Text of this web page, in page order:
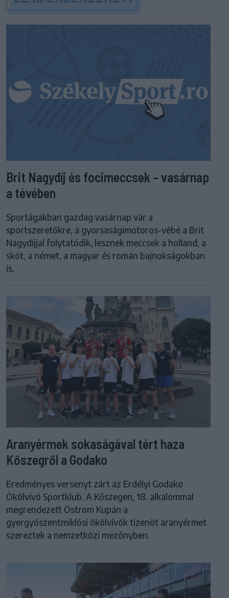
Brit Nagydíj és focimeccsek – vasárnap
a tévében
Sportágakban gazdag vasárnap vár a
sportszeretőkre, a gyorsaságimotoros-vébé a Brit
Nagydíjjal folytatódik, lesznek meccsek a holland, a
skót, a német, a magyar és román bajnokságokban
is.
Aranyérmek sokaságával tért haza
Kőszegről a Godako
Eredményes versenyt zárt az Erdélyi Godako
Ökölvívó Sportklub. A Kőszegen, 18. alkalommal
megrendezett Ostrom Kupán a
gyergyószentmiklósi ökölvívók tizenöt aranyérmet
szereztek a nemzetközi mezőnyben.